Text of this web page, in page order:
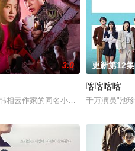
因为学长申哉民的帮助，暗恋对方
3.0
相云作家的同名小说，以首尔高楼大
更新第12集
喀喀喀喀
千万演员"池